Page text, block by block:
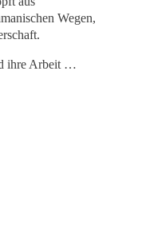
Wegen,
ihre Arbeit …